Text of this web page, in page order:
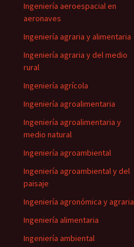
Ingeniería aeroespacial en
aeronaves
Ingeniería agraria y alimentaria
Ingeniería agraria y del medio
rural
Ingeniería agrícola
Ingeniería agroalimentaria
Ingeniería agroalimentaria y
medio natural
Ingeniería agroambiental
Ingeniería agroambiental y del
paisaje
Ingeniería agronómica y agraria
Ingeniería alimentaria
Ingeniería ambiental